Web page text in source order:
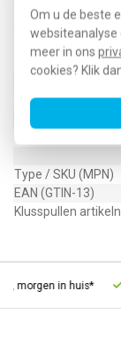
Om u de beste
websiteanalyse
meer in ons
cookies? Klik
Technische
Specificatie
Lamphouder
Type / SKU (MPN)
EAN (GTIN-13)
Klusspullen
morgen in huis*